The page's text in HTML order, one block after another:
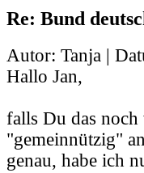
Re: Bund
Autor: Tanja |
Hallo Jan,
falls Du das
"gemeinnützig"
genau, habe ich